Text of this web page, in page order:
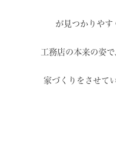
が見つかりやす
工務店の本来の姿で
家づくりをさせて